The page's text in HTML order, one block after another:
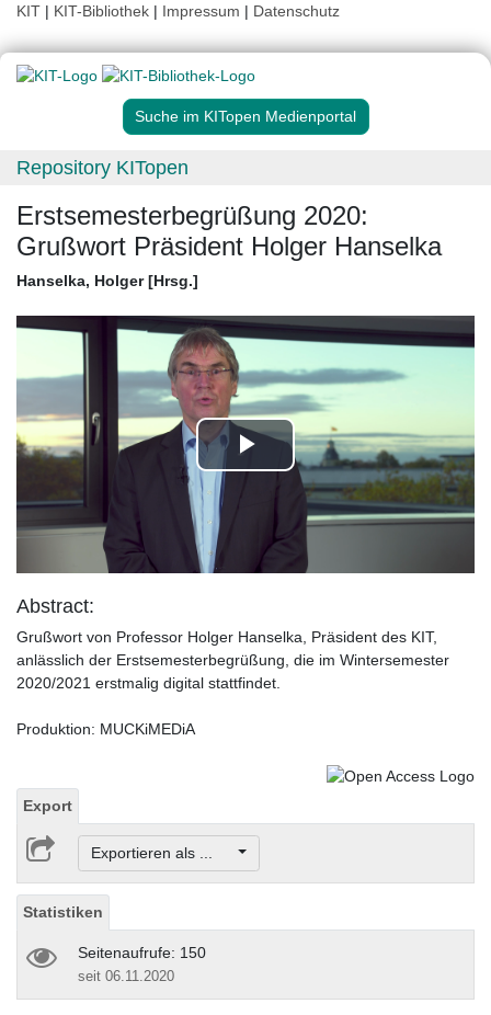
KIT | KIT-Bibliothek | Impressum | Datenschutz
Suche im KITopen Medienportal
Repository KITopen
Erstsemesterbegrüßung 2020:
Grußwort Präsident Holger Hanselka
Hanselka, Holger [Hrsg.]
Play
Video
Abstract:
Grußwort von Professor Holger Hanselka, Präsident des KIT,
anlässlich der Erstsemesterbegrüßung, die im Wintersemester
2020/2021 erstmalig digital stattfindet.
Produktion: MUCKiMEDiA
Export
Exportieren als ...
Statistiken
Seitenaufrufe: 150
seit 06.11.2020